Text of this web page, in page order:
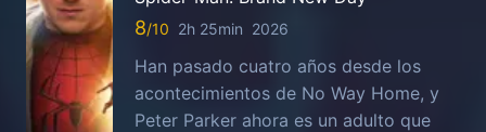
8 2h 25min 2026
Han pasado cuatro años desde los
acontecimientos de No Way Home, y
Peter Parker ahora es un adulto que